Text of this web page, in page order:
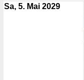
Sa, 5. Mai 2029